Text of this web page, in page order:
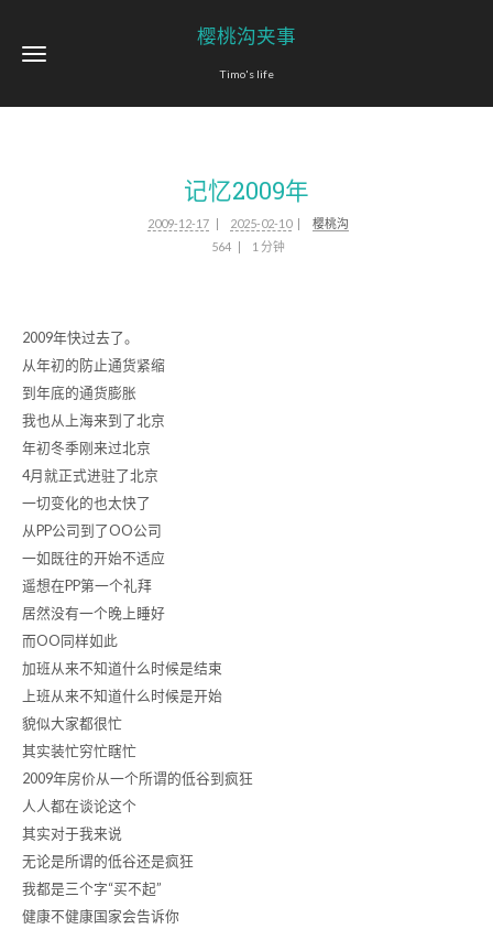
樱桃沟夹事
Timo's life
记忆2009年
2009-12-17 2025-02-10
樱桃沟
564
1 分钟
2009年快过去了。
从年初的防止通货紧缩
到年底的通货膨胀
我也从上海来到了北京
年初冬季刚来过北京
4月就正式进驻了北京
一切变化的也太快了
从PP公司到了OO公司
一如既往的开始不适应
遥想在PP第一个礼拜
居然没有一个晚上睡好
而OO同样如此
加班从来不知道什么时候是结束
上班从来不知道什么时候是开始
貌似大家都很忙
其实装忙穷忙瞎忙
2009年房价从一个所谓的低谷到疯狂
人人都在谈论这个
其实对于我来说
无论是所谓的低谷还是疯狂
我都是三个字“买不起”
健康不健康国家会告诉你